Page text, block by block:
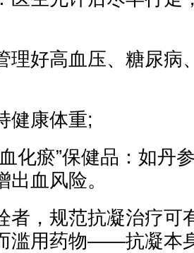
理好高血压、糖尿病
健康体重;
化瘀”保健品：如丹
血风险。
者，规范抗凝治疗可
滥用药物——抗凝本